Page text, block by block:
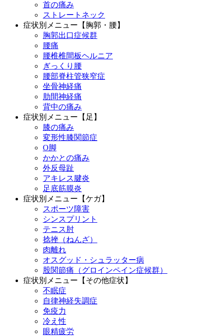
首の痛み
ストレートネック
症状別メニュー【胸郭・腰】
胸郭出口症候群
腰痛
腰椎椎間板ヘルニア
ぎっくり腰
腰部脊柱管狭窄症
坐骨神経痛
肋間神経痛
背中の痛み
症状別メニュー【足】
膝の痛み
変形性膝関節症
O脚
かかとの痛み
外反母趾
アキレス腱炎
足底筋膜炎
症状別メニュー【ケガ】
スポーツ障害
シンスプリント
テニス肘
捻挫（ねんざ）
肉離れ
オスグッド・シュラッター病
股関節痛（グロインペイン症候群）
症状別メニュー【その他症状】
不眠症
自律神経失調症
免疫力
冷え性
眼精疲労